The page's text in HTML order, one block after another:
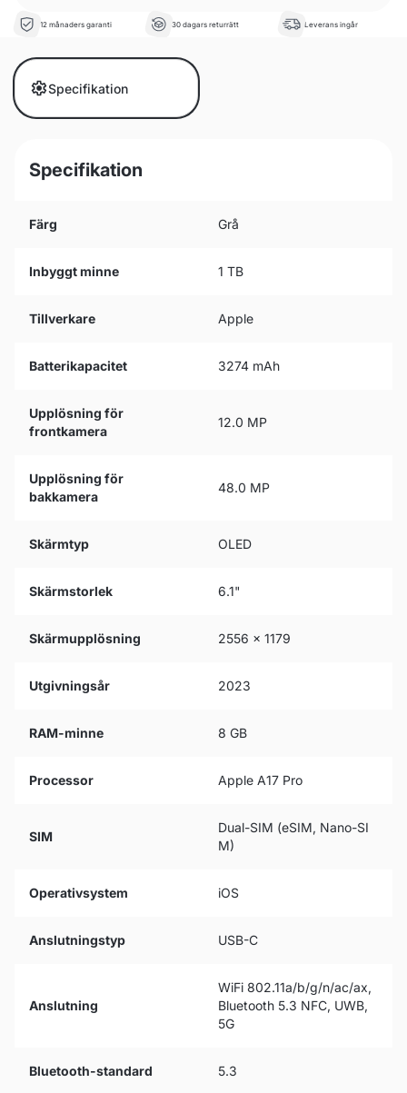
12 månaders garanti 30 dagars returrätt Leverans ingår
Specifikation
Specifikation
Färg Grå
Inbyggt minne 1 TB
Tillverkare Apple
Batterikapacitet 3274 mAh
Upplösning för
frontkamera
12.0 MP
Upplösning för
bakkamera
48.0 MP
Skärmtyp OLED
Skärmstorlek 6.1"
Skärmupplösning 2556 x 1179
Utgivningsår 2023
RAM-minne 8 GB
Processor Apple A17 Pro
SIM
Dual-SIM (eSIM, Nano-SI
M)
Operativsystem iOS
Anslutningstyp USB-C
Anslutning
WiFi 802.11a/b/g/n/ac/ax,
Bluetooth 5.3 NFC, UWB,
5G
Bluetooth-standard 5.3